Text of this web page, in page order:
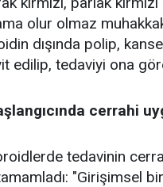
olur olmaz
dışında polip,
edilip, tedaviyi ona
cerrahi
tedavinin
"Girişimsel